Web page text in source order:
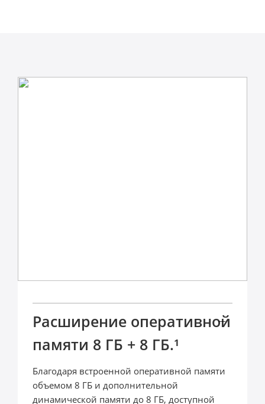
Расширение оперативной
памяти 8 ГБ + 8 ГБ.¹
Благодаря встроенной оперативной памяти
объемом 8 ГБ и дополнительной
динамической памяти до 8 ГБ, доступной